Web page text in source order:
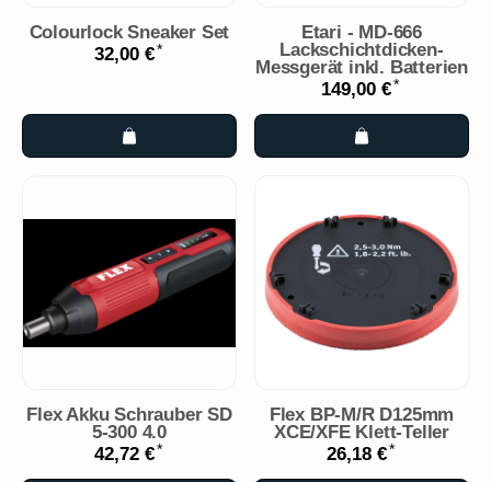
Colourlock Sneaker Set
32,00 €*
Etari - MD-666
Lackschichtdicken-
Messgerät inkl. Batterien
149,00 €*
Flex Akku Schrauber SD
5-300 4.0
42,72 €*
Flex BP-M/R D125mm
XCE/XFE Klett-Teller
26,18 €*